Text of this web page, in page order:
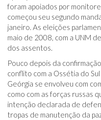
foram apoiados por
começou seu segundo
janeiro. As eleições
maio de 2008, com a UNM
dos assentos.
Pouco depois da
conflito com a Ossétia do
Geórgia se envolveu com
como com as forças russas
intenção declarada de
tropas de manutenção da